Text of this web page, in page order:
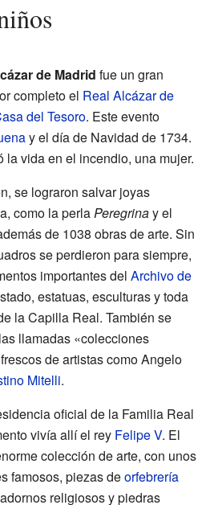
de Madrid fue un gran
completo el Real Alcázar de
del Tesoro. Este evento
y el día de Navidad de 1734.
vida en el incendio, una mujer.
se lograron salvar joyas
como la perlaPeregrinay el
de 1038 obras de arte. Sin
se perdieron para siempre,
importantes del Archivo de
estatuas, esculturas y toda
la Capilla Real. También se
llamadas «colecciones
de artistas como Angelo
Mitelli.
oficial de la Familia Real
vivía allí el rey Felipe V. El
colección de arte, con unos
famosos, piezas deorfebrería
religiosos y piedras